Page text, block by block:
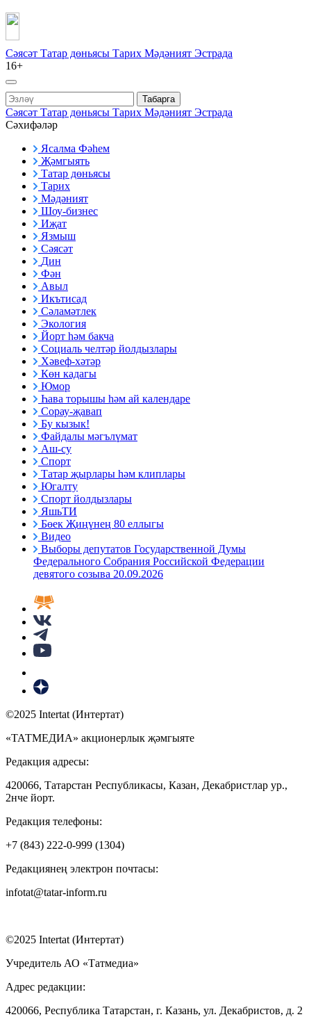
Сәясәт Татар дөньясы Тарих Мәдәният Эстрада
16+
Табарга
Сәясәт Татар дөньясы Тарих Мәдәният Эстрада
Сәхифәләр
Ясалма Фәһем
Җәмгыять
Татар дөньясы
Тарих
Мәдәният
Шоу-бизнес
Иҗат
Язмыш
Сәясәт
Дин
Фән
Авыл
Икътисад
Сәламәтлек
Экология
Йорт һәм бакча
Социаль челтәр йолдызлары
Хәвеф-хәтәр
Көн кадагы
Юмор
Һава торышы һәм ай календаре
Сорау-җавап
Бу кызык!
Файдалы мәгълүмат
Аш-су
Спорт
Татар җырлары һәм клиплары
Югалту
Спорт йолдызлары
ЯшьТИ
Бөек Җиңүнең 80 еллыгы
Видео
Выборы депутатов Государственной Думы
Федерального Собрания Российской Федерации
девятого созыва 20.09.2026
©2025 Intertat (Интертат)
«ТАТМЕДИА» акционерлык җәмгыяте
Редакция адресы:
420066, Татарстан Республикасы, Казан, Декабристлар ур.,
2нче йорт.
Редакция телефоны:
+7 (843) 222-0-999 (1304)
Редакциянең электрон почтасы:
infotat@tatar-inform.ru
©2025 Intertat (Интертат)
Учредитель АО «Татмедиа»
Адрес редакции:
420066, Республика Татарстан, г. Казань, ул. Декабристов, д. 2